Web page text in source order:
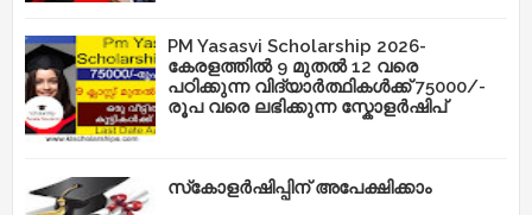
PM Yasasvi Scholarship 2026-
കേരളത്തിൽ 9 മുതൽ 12 വരെ
പഠിക്കുന്ന വിദ്യാർത്ഥികൾക്ക് 75000/-
രൂപ വരെ ലഭിക്കുന്ന സ്കോളർഷിപ്
സ്‌കോളർഷിപ്പിന് അപേക്ഷിക്കാം